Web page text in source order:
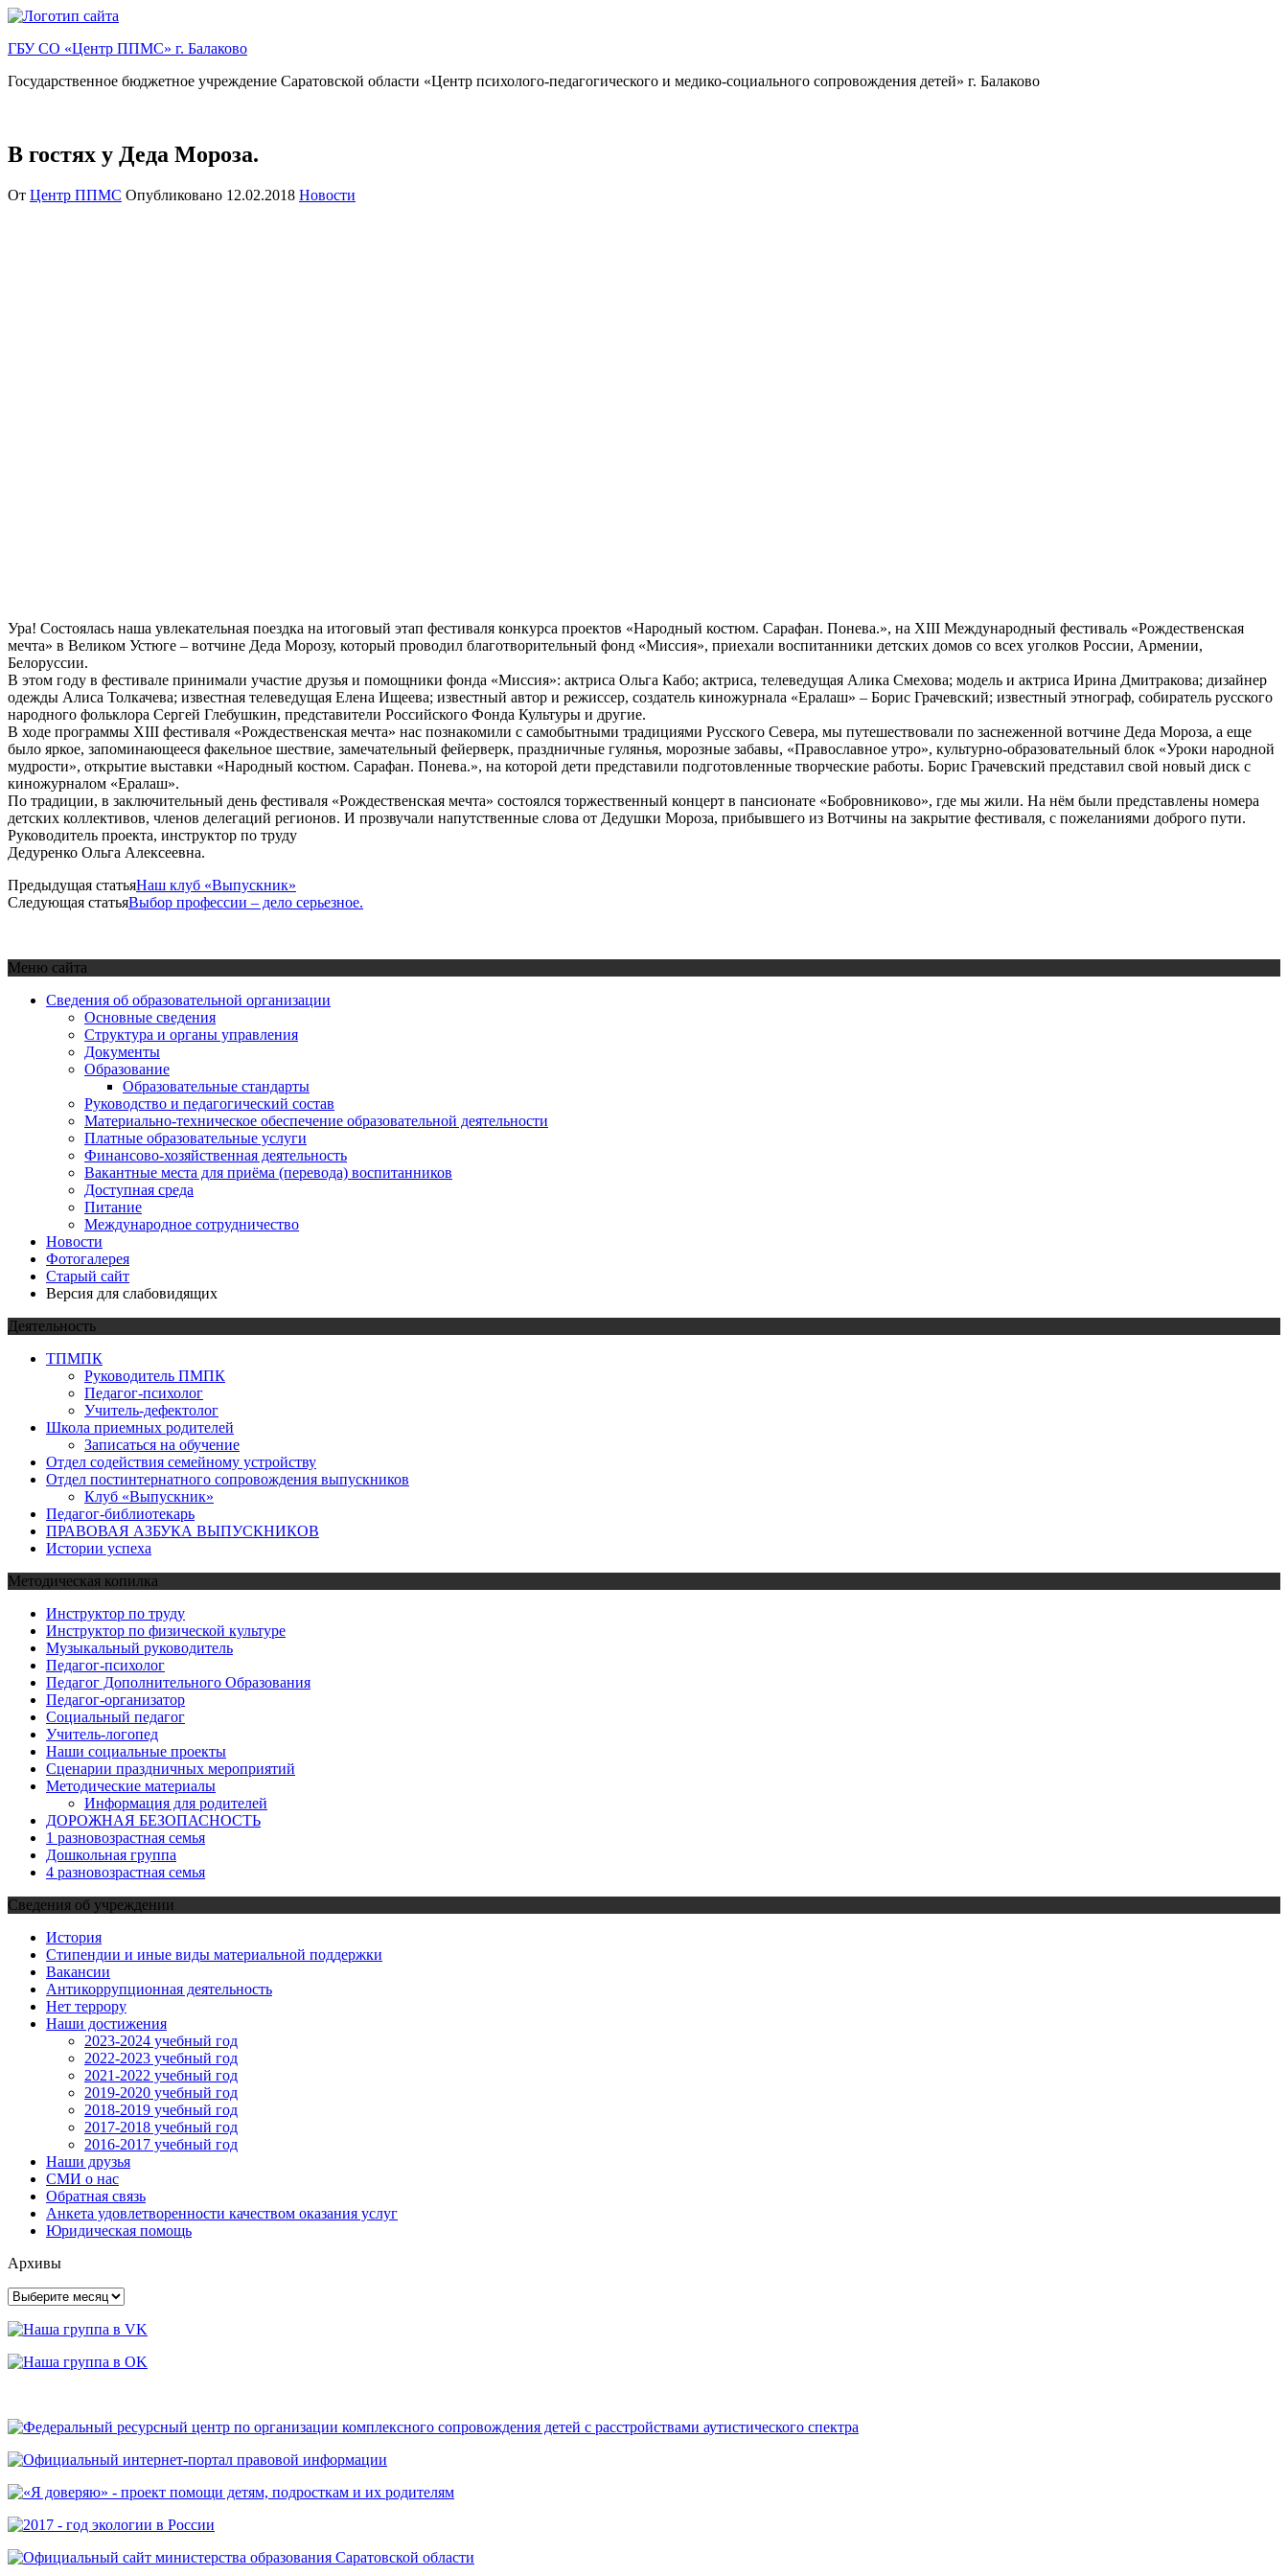
Перейти
содержимому
ГБУ СО «Центр ППМС» г. Балаково
Государственное бюджетное учреждение Саратовской области «Центр психолого-педагогического и медико-социального сопровождения детей» г. Балаково
В гостях у Деда Мороза.
От Центр ППМС Опубликовано 12.02.2018 Новости
Ура! Состоялась наша увлекательная поездка на итоговый этап фестиваля конкурса проектов «Народный костюм. Сарафан. Понева.», на XIII Международный фестиваль «Рождественская
мечта» в Великом Устюге – вотчине Деда Морозу, который проводил благотворительный фонд «Миссия», приехали воспитанники детских домов со всех уголков России, Армении,
Белоруссии.
В этом году в фестивале принимали участие друзья и помощники фонда «Миссия»: актриса Ольга Кабо; актриса, телеведущая Алика Смехова; модель и актриса Ирина Дмитракова; дизайнер
одежды Алиса Толкачева; известная телеведущая Елена Ищеева; известный автор и режиссер, создатель киножурнала «Ералаш» – Борис Грачевский; известный этнограф, собиратель русского
народного фольклора Сергей Глебушкин, представители Российского Фонда Культуры и другие.
В ходе программы XIII фестиваля «Рождественская мечта» нас познакомили с самобытными традициями Русского Севера, мы путешествовали по заснеженной вотчине Деда Мороза, а еще
было яркое, запоминающееся факельное шествие, замечательный фейерверк, праздничные гулянья, морозные забавы, «Православное утро», культурно-образовательный блок «Уроки народной
мудрости», открытие выставки «Народный костюм. Сарафан. Понева.», на которой дети представили подготовленные творческие работы. Борис Грачевский представил свой новый диск с
киножурналом «Ералаш».
По традиции, в заключительный день фестиваля «Рождественская мечта» состоялся торжественный концерт в пансионате «Бобровниково», где мы жили. На нём были представлены номера
детских коллективов, членов делегаций регионов. И прозвучали напутственные слова от Дедушки Мороза, прибывшего из Вотчины на закрытие фестиваля, с пожеланиями доброго пути.
Руководитель проекта, инструктор по труду
Дедуренко Ольга Алексеевна.
Предыдущая статьяНаш клуб «Выпускник»
Следующая статьяВыбор профессии – дело серьезное.
Меню сайта
Сведения об образовательной организации
Основные сведения
Структура и органы управления
Документы
Образование
Образовательные стандарты
Руководство и педагогический состав
Материально-техническое обеспечение образовательной деятельности
Платные образовательные услуги
Финансово-хозяйственная деятельность
Вакантные места для приёма (перевода) воспитанников
Доступная среда
Питание
Международное сотрудничество
Новости
Фотогалерея
Старый сайт
Версия для слабовидящих
Деятельность
ТПМПК
Руководитель ПМПК
Педагог-психолог
Учитель-дефектолог
Школа приемных родителей
Записаться на обучение
Отдел содействия семейному устройству
Отдел постинтернатного сопровождения выпускников
Клуб «Выпускник»
Педагог-библиотекарь
ПРАВОВАЯ АЗБУКА ВЫПУСКНИКОВ
Истории успеха
Методическая копилка
Инструктор по труду
Инструктор по физической культуре
Музыкальный руководитель
Педагог-психолог
Педагог Дополнительного Образования
Педагог-организатор
Социальный педагог
Учитель-логопед
Наши социальные проекты
Сценарии праздничных мероприятий
Методические материалы
Информация для родителей
ДОРОЖНАЯ БЕЗОПАСНОСТЬ
1 разновозрастная семья
Дошкольная группа
4 разновозрастная семья
Сведения об учреждении
История
Стипендии и иные виды материальной поддержки
Вакансии
Антикоррупционная деятельность
Нет террору
Наши достижения
2023-2024 учебный год
2022-2023 учебный год
2021-2022 учебный год
2019-2020 учебный год
2018-2019 учебный год
2017-2018 учебный год
2016-2017 учебный год
Наши друзья
СМИ о нас
Обратная связь
Анкета удовлетворенности качеством оказания услуг
Юридическая помощь
Архивы
Архивы